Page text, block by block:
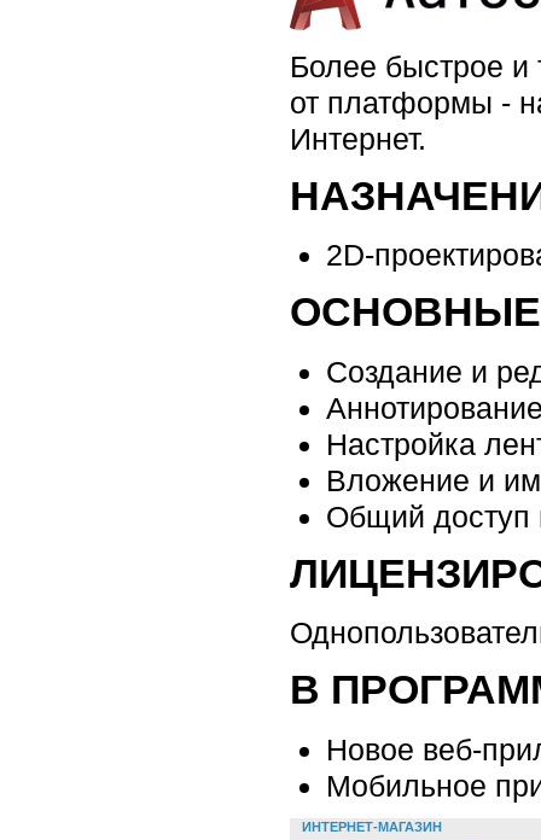
Более быстрое и
от платформы -
Интернет.
2D-
Создание и
Настройка
Вложение и
Общий доступ
В
Новое веб-
Мобильное
ИНТЕРНЕТ-МАГАЗИН